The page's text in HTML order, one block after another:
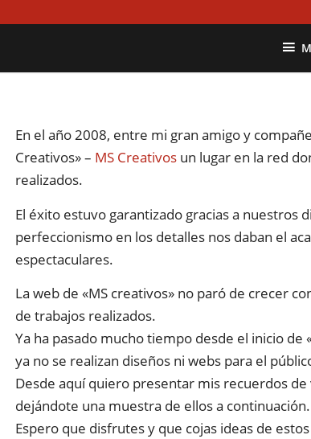
En el año 2008, entre mi gran amigo y
Creativos» – MS Creativosun lugar en la red
realizados.
El éxito estuvo garantizado gracias a nuestros
perfeccionismo en los detalles nos daban el
espectaculares.
La web de «MS creativos» no paró de crecer
de trabajos realizados.
Ya ha pasado mucho tiempo desde el inicio
ya no se realizan diseños ni webs para el
Desde aquí quiero presentar mis recuerdos
dejándote una muestra de ellos a continuación.
Espero que disfrutes y que cojas ideas de